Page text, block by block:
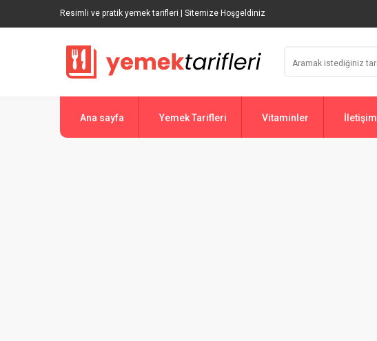
Resimli ve pratik yemek tarifleri | Sitemize Hoşgeldiniz
Ana sayfa Yemek Tarifleri Vitaminler İletişim